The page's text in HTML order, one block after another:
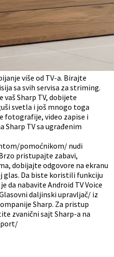
više od TV-a. Birajte
sa svih servisa za striming.
Sharp TV, dobijete
svetla i još mnogo toga
fotografije, video zapise i
Sharp TV sa ugrađenim
pomoćnikom/ nudi
pristupajte zabavi,
dobijajte odgovore na ekranu
glas. Da biste koristili funkciju
da nabavite Android TV Voice
daljinski upravljač/ iz
Sharp. Za pristup
zvanični sajt Sharp-a na